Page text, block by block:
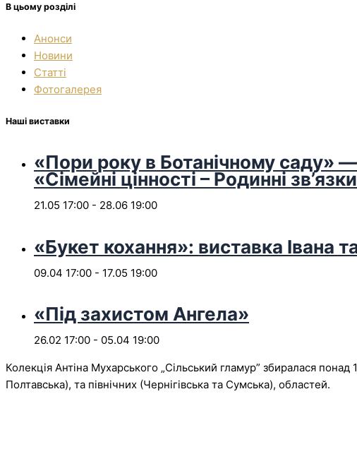
В цьому розділі
Анонси
Новини
Статті
Фотогалерея
Наші виставки
«Пори року в Ботанічному саду»
«Сімейні цінності – Родинні
21.05 17:00 - 28.06 19:00
«Букет кохання»: виставка Івана
09.04 17:00 - 17.05 19:00
«Під захистом Ангела»
26.02 17:00 - 05.04 19:00
Колекція Антіна Мухарського „Сільський гламур” збиралася
Полтавська), та північних (Чернігівська та Сумська), областей.